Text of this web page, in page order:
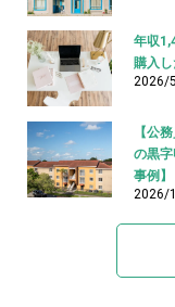
年収
購入し
2026/
【公
の黒
事例】
2026/